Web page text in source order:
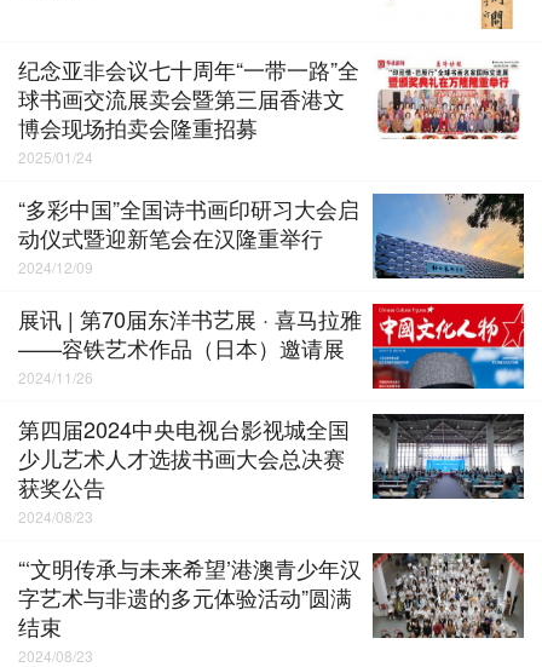
纪念亚非会议七十周年“一带一路”全
球书画交流展卖会暨第三届香港文
博会现场拍卖会隆重招募
2025/01/24
“多彩中国”全国诗书画印研习大会启
动仪式暨迎新笔会在汉隆重举行
2024/12/09
展讯 | 第70届东洋书艺展 · 喜马拉雅
——容铁艺术作品（日本）邀请展
2024/11/26
第四届2024中央电视台影视城全国
少儿艺术人才选拔书画大会总决赛
获奖公告
2024/08/23
“‘文明传承与未来希望’港澳青少年汉
字艺术与非遗的多元体验活动”圆满
结束
2024/08/23